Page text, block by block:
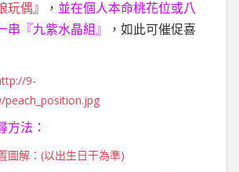
玩偶 』， 並在個人本命桃花位或八
串『九紫水晶組』
，如此可催促喜
9-
peach_position.jpg
方法：
圖解：(以出生日干為準)